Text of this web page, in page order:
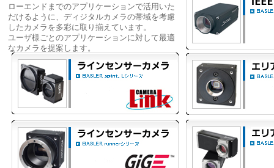
ローエンドまでのアプリケーションで活用いた
だけるように、ディジタルカメラの帯域を考慮
したカメラを多彩に取り揃えています。
ユーザ様ごとのアプリケーションに対して最適
なカメラを提案します。